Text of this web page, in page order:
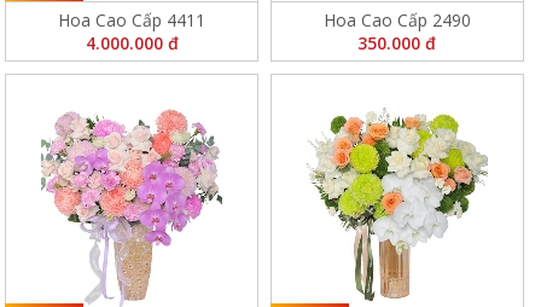
Hoa Cao Cấp 4411
4.000.000 đ
Hoa Cao Cấp 2490
350.000 đ